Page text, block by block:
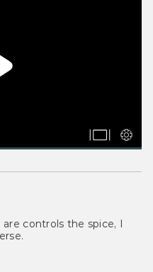
controls the spice, I